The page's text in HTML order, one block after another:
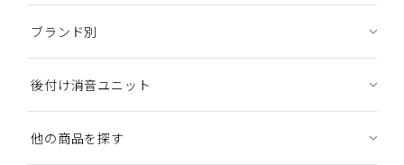
ブランド別
後付け消音ユニット
他の商品を探す